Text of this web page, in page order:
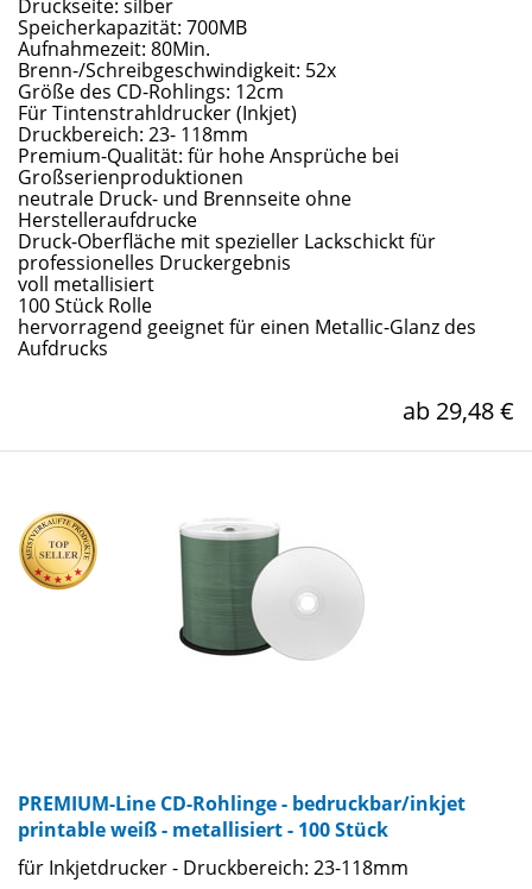
Druckseite: silber
Speicherkapazität: 700MB
Aufnahmezeit: 80Min.
Brenn-/Schreibgeschwindigkeit: 52x
Größe des CD-Rohlings: 12cm
Für Tintenstrahldrucker (Inkjet)
Druckbereich: 23- 118mm
Premium-Qualität: für hohe Ansprüche bei
Großserienproduktionen
neutrale Druck- und Brennseite ohne
Herstelleraufdrucke
Druck-Oberfläche mit spezieller Lackschickt für
professionelles Druckergebnis
voll metallisiert
100 Stück Rolle
hervorragend geeignet für einen Metallic-Glanz des
Aufdrucks
ab 29,48 €
PREMIUM-Line CD-Rohlinge - bedruckbar/inkjet
printable weiß - metallisiert - 100 Stück
für Inkjetdrucker - Druckbereich: 23-118mm